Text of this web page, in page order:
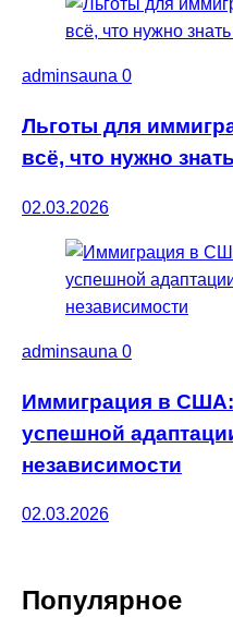
adminsauna 0
Льготы для
всё, что нужно
02.03.2026
adminsauna 0
Иммиграция в
успешной
независимости
02.03.2026
Популярное